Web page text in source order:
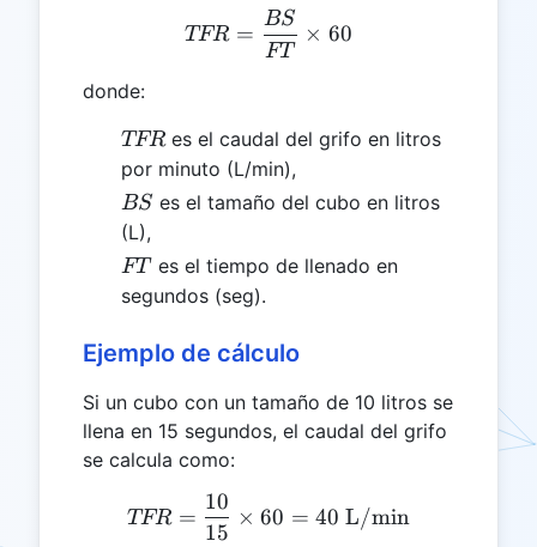
TFR = \frac{BS}{FT}
TFR =
FT
BS
× 60
donde:
TFR
TFRes el caudal del grifo en litros
por minuto (L/min),
BS
BS es el tamaño del cubo en litros
(L),
FT
FT es el tiempo de llenado en
segundos (seg).
Ejemplo de cálculo
Si un cubo con un tamaño de 10 litros se
llena en 15 segundos, el caudal del grifo
se calcula como:
TFR = \frac{10}{15}
TFR =
15
10
× 60 = 40 L/min